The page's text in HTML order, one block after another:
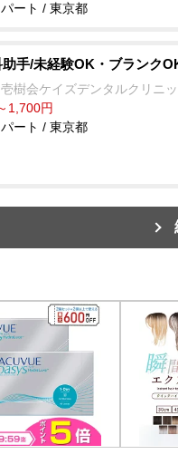
ート / 東京都
助手/未経験OK・ブランク
樹会ケイズデンタルクリニ
1,700円
ート / 東京都